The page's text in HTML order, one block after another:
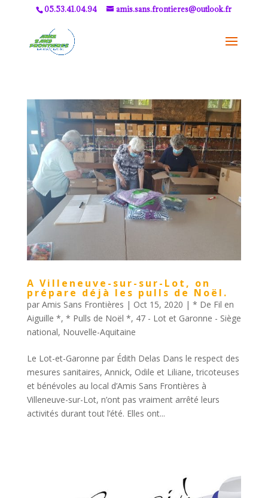
05.53.41.04.94 amis.sans.frontieres@outlook.fr
A Villeneuve-sur-sur-Lot, on
prépare déjà les pulls de Noël.
par Amis Sans Frontières | Oct 15, 2020 | * De Fil en
Aiguille *, * Pulls de Noël *, 47 - Lot et Garonne - Siège
national, Nouvelle-Aquitaine
Le Lot-et-Garonne par Édith Delas Dans le respect des
mesures sanitaires, Annick, Odile et Liliane, tricoteuses
et bénévoles au local d’Amis Sans Frontières à
Villeneuve-sur-Lot, n’ont pas vraiment arrêté leurs
activités durant tout l’été. Elles ont...